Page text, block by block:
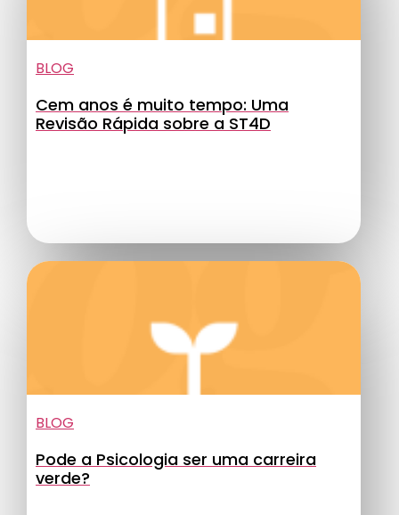
BLOG
Cem anos é muito tempo: Uma
Revisão Rápida sobre a ST4D
BLOG
Pode a Psicologia ser uma carreira
verde?